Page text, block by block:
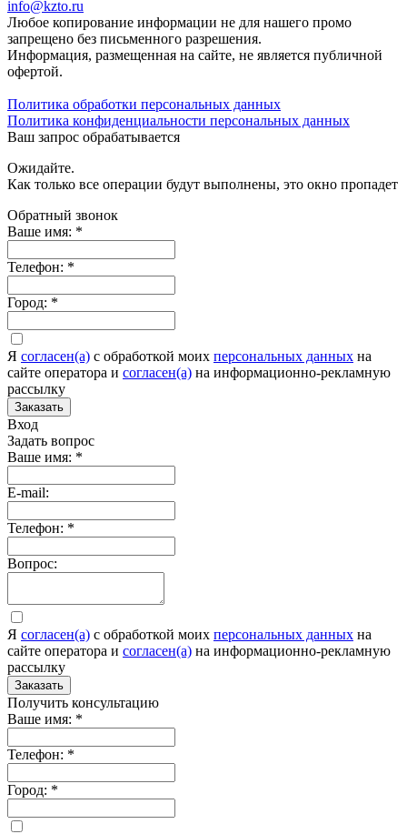
info@kzto.ru
Любое копирование информации не для нашего промо
запрещено без письменного разрешения.
Информация, размещенная на сайте, не является публичной
офертой.
Политика обработки персональных данных
Политика конфиденциальности персональных данных
Ваш запрос обрабатывается
Ожидайте.
Как только все операции будут выполнены, это окно пропадет
Обратный звонок
Ваше имя: *
Телефон: *
Город: *
Я согласен(а) c обработкой моих персональных данных на
сайте оператора и согласен(а) на информационно-рекламную
рассылку
Заказать
Вход
Задать вопрос
Ваше имя: *
E-mail:
Телефон: *
Вопрос:
Я согласен(а) c обработкой моих персональных данных на
сайте оператора и согласен(а) на информационно-рекламную
рассылку
Заказать
Получить консультацию
Ваше имя: *
Телефон: *
Город: *